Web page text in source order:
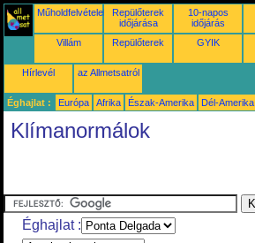
Műholdfelvételek
Repülőterek
időjárása
10-napos
időjárás
Villám Repülőterek GYIK
Hírlevél az Allmetsatról
Éghajlat : Európa Afrika Észak-Amerika Dél-Amerika
Klímanormálok
Éghajlat :